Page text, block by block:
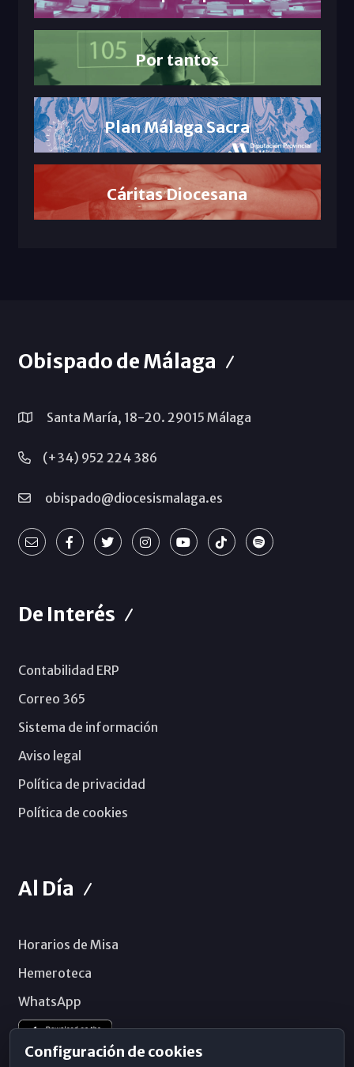
Por tantos
Plan Málaga Sacra
Cáritas Diocesana
Obispado de Málaga
Santa María, 18-20. 29015 Málaga
(+34) 952 224 386
obispado@diocesismalaga.es
De Interés
Contabilidad ERP
Correo 365
Sistema de información
Aviso legal
Política de privacidad
Política de cookies
Al Día
Horarios de Misa
Hemeroteca
WhatsApp
Configuración de cookies